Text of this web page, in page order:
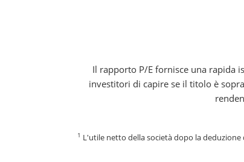
Il rapporto P/E fornisce una rapida
investitori di capire se il titolo è
1 L'utile netto della società dopo la